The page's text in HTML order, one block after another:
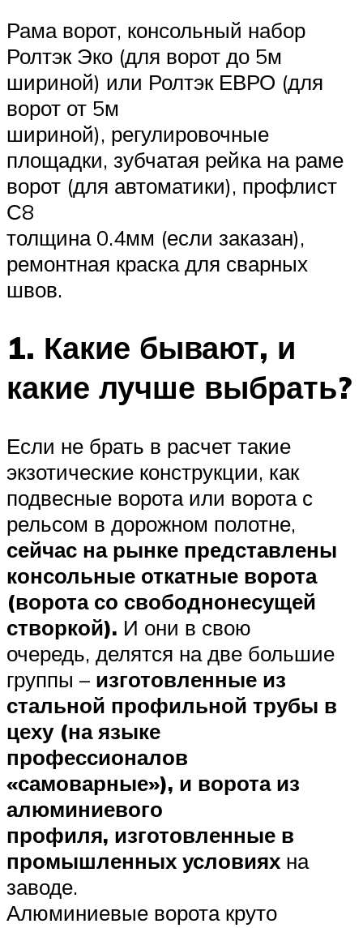
Рама ворот, консольный набор
Ролтэк Эко (для ворот до 5м
шириной) или Ролтэк ЕВРО (для
ворот от 5м
шириной), регулировочные
площадки, зубчатая рейка на раме
ворот (для автоматики), профлист
С8
толщина 0.4мм (если заказан),
ремонтная краска для сварных
швов.
1. Какие бывают, и
какие лучше выбрать?
Если не брать в расчет такие
экзотические конструкции, как
подвесные ворота или ворота с
рельсом в дорожном полотне,
сейчас на рынке представлены
консольные откатные ворота
(ворота со свободнонесущей
створкой). И они в свою
очередь, делятся на две большие
группы – изготовленные из
стальной профильной трубы в
цеху (на языке
профессионалов
«самоварные»), и ворота из
алюминиевого
профиля, изготовленные в
промышленных условиях на
заводе.
Алюминиевые ворота круто